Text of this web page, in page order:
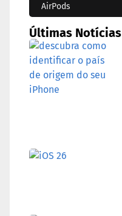
AirPods
Últimas Notícias